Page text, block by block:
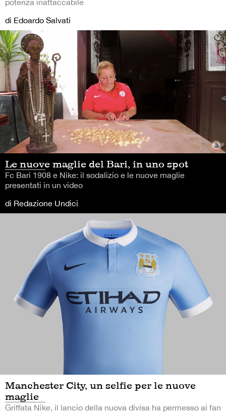
potenza inattaccabile
di Edoardo Salvati
Le nuove maglie del Bari, in uno spot
Fc Bari 1908 e Nike: il sodalizio e le nuove maglie
presentati in un video
di Redazione Undici
Manchester City, un selfie per le nuove
maglie
Griffata Nike, il lancio della nuova divisa ha permesso ai fan